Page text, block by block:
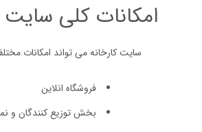
امکانات کلی
سایت کارخانه می تواند امکانات
فروشگاه انلاین
بخش توزیع کنندگان و